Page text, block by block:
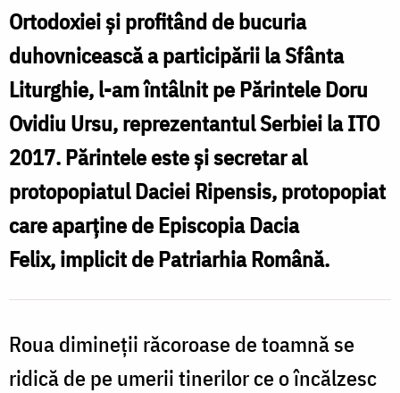
Ortodoxiei și profitând de bucuria
duhovnicească a participării la Sfânta
Liturghie, l-am întâlnit pePărintele Doru
Ovidiu Ursu, reprezentantul Serbieila ITO
2017. Părintele este și secretar al
protopopiatul Daciei Ripensis, protopopiat
care aparține de Episcopia Dacia
Felix, implicit de Patriarhia Română.
Roua dimineții răcoroase de toamnă se
ridică de pe umerii tinerilor ce o încălzesc